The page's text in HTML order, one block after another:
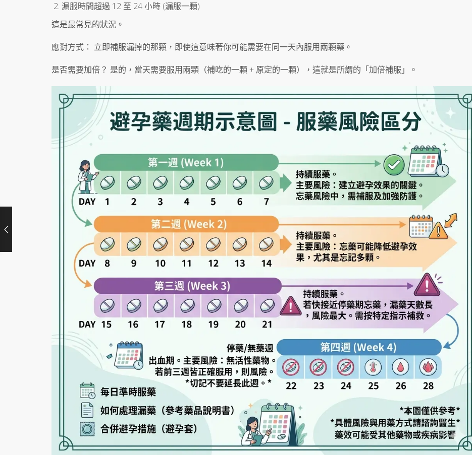
漏服時間超過 12 至 24 小時 (漏服一顆)
這是最常見的狀況。
應對方式： 立即補服漏掉的那顆，即使這意味著你可能需要在同一天內服用兩顆藥。
是否需要加倍？ 是的，當天需要服用兩顆（補吃的一顆 + 原定的一顆），這就是所謂的「加倍補服」。